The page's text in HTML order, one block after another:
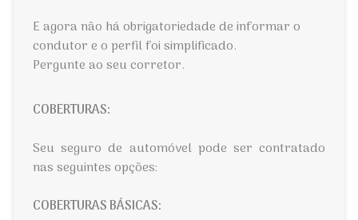
E agora não há obrigatoriedade de informar o
condutor e o perfil foi simplificado.
Pergunte ao seu corretor.
COBERTURAS:
Seu seguro de automóvel pode ser contratado
nas seguintes opções:
COBERTURAS BÁSICAS: